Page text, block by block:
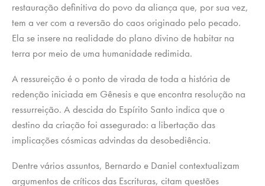
restauração definitiva do povo da aliança que, por sua vez,
tem a ver com a reversão do caos originado pelo pecado.
Ela se insere na realidade do plano divino de habitar na
terra por meio de uma humanidade redimida.
A ressureição é o ponto de virada de toda a história de
redenção iniciada em Gênesis e que encontra resolução na
ressurreição. A descida do Espírito Santo indica que o
destino da criação foi assegurado: a libertação das
implicações cósmicas advindas da desobediência.
Dentre vários assuntos, Bernardo e Daniel contextualizam
argumentos de críticos das Escrituras, citam questões